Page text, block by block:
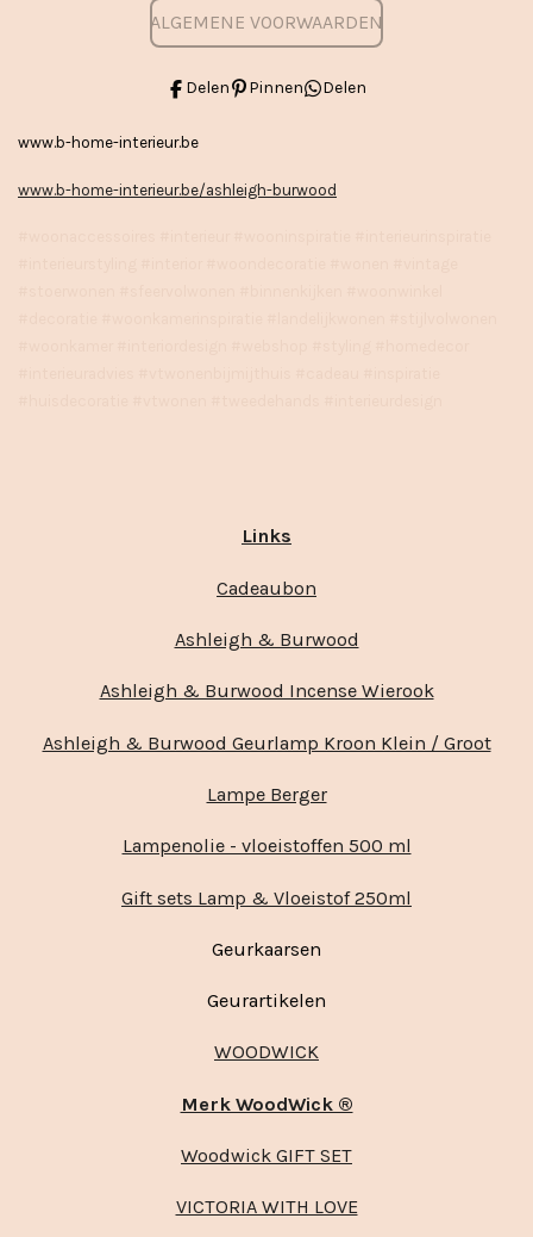
ALGEMENE VOORWAARDEN
Delen Pinnen Delen
www.b-home-interieur.be
www.b-home-interieur.be/ashleigh-burwood
Links
Cadeaubon
Ashleigh & Burwood
Ashleigh & Burwood Incense Wierook
Ashleigh & Burwood Geurlamp Kroon Klein / Groot
Lampe Berger
Lampenolie - vloeistoffen 500 ml
Gift sets Lamp & Vloeistof 250ml
Geurkaarsen
Geurartikelen
WOODWICK
Merk WoodWick ®
Woodwick GIFT SET
VICTORIA WITH LOVE